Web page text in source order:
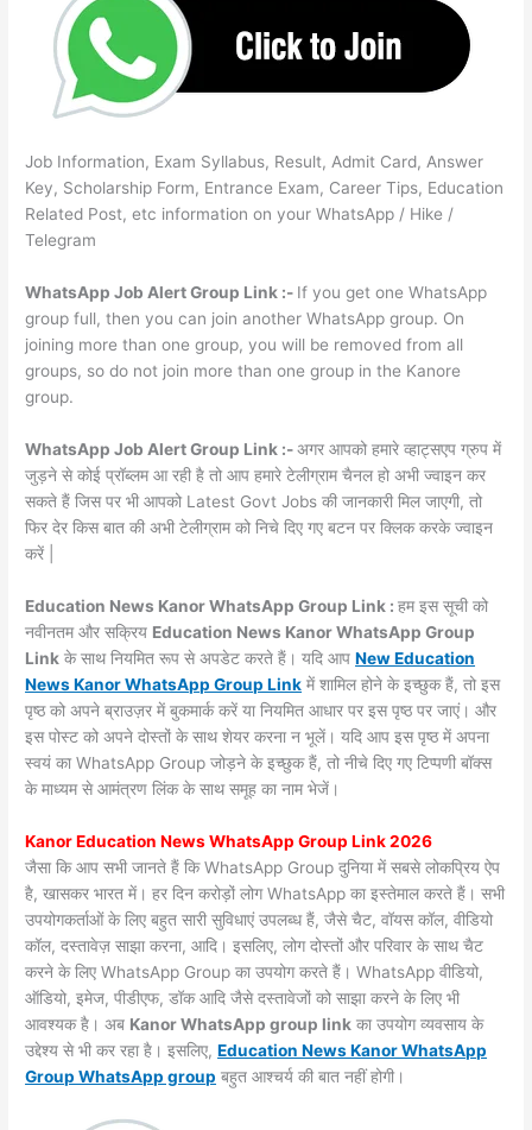
Job Information, Exam Syllabus, Result, Admit Card, Answer
Key, Scholarship Form, Entrance Exam, Career Tips, Education
Related Post, etc information on your WhatsApp / Hike /
Telegram
WhatsApp Job Alert Group Link :- If you get one WhatsApp
group full, then you can join another WhatsApp group. On
joining more than one group, you will be removed from all
groups, so do not join more than one group in the Kanore
group.
WhatsApp Job Alert Group Link :-अगर आपको हमारे व्हाट्सएप ग्रुप में
जुड़ने से कोई प्रॉब्लम आ रही है तो आप हमारे टेलीग्राम चैनल हो अभी ज्वाइन कर
सकते हैं जिस पर भी आपको Latest Govt Jobs की जानकारी मिल जाएगी, तो
फिर देर किस बात की अभी टेलीग्राम को निचे दिए गए बटन पर क्लिक करके ज्वाइन
करें |
Education News Kanor WhatsApp Group Link :हम इस सूची को
नवीनतम और सक्रिय Education News Kanor WhatsApp Group
Link के साथ नियमित रूप से अपडेट करते हैं। यदि आपNew Education
News Kanor WhatsApp Group Link में शामिल होने के इच्छुक हैं, तो इस
पृष्ठ को अपने ब्राउज़र में बुकमार्क करें या नियमित आधार पर इस पृष्ठ पर जाएं। और
इस पोस्ट को अपने दोस्तों के साथ शेयर करना न भूलें। यदि आप इस पृष्ठ में अपना
स्वयं का WhatsApp Group जोड़ने के इच्छुक हैं, तो नीचे दिए गए टिप्पणी बॉक्स
के माध्यम से आमंत्रण लिंक के साथ समूह का नाम भेजें।
Kanor Education News WhatsApp Group Link 2026
जैसा कि आप सभी जानते हैं कि WhatsApp Group दुनिया में सबसे लोकप्रिय ऐप
है, खासकर भारत में। हर दिन करोड़ों लोग WhatsApp का इस्तेमाल करते हैं। सभी
उपयोगकर्ताओं के लिए बहुत सारी सुविधाएं उपलब्ध हैं, जैसे चैट, वॉयस कॉल, वीडियो
कॉल, दस्तावेज़ साझा करना, आदि। इसलिए, लोग दोस्तों और परिवार के साथ चैट
करने के लिए WhatsApp Group का उपयोग करते हैं। WhatsApp वीडियो,
ऑडियो, इमेज, पीडीएफ, डॉक आदि जैसे दस्तावेजों को साझा करने के लिए भी
आवश्यक है। अब Kanor WhatsApp group link का उपयोग व्यवसाय के
उद्देश्य से भी कर रहा है। इसलिए,Education News Kanor WhatsApp
Group WhatsApp group बहुत आश्चर्य की बात नहीं होगी।